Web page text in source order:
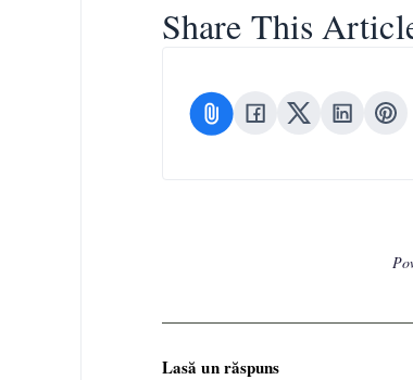
Share This
Lasă un răspuns